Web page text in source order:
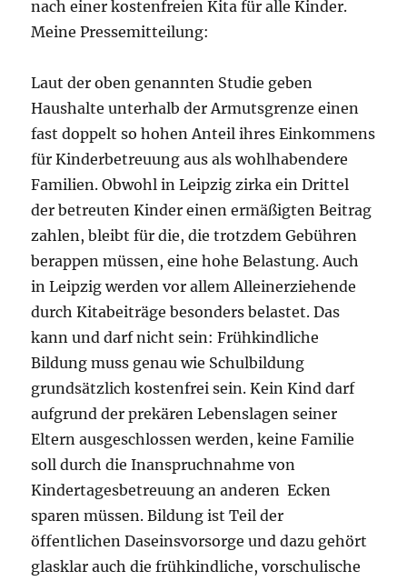
nach einer kostenfreien Kita für alle Kinder.
Meine Pressemitteilung:
Laut der oben genannten Studie geben
Haushalte unterhalb der Armutsgrenze einen
fast doppelt so hohen Anteil ihres Einkommens
für Kinderbetreuung aus als wohlhabendere
Familien. Obwohl in Leipzig zirka ein Drittel
der betreuten Kinder einen ermäßigten Beitrag
zahlen, bleibt für die, die trotzdem Gebühren
berappen müssen, eine hohe Belastung. Auch
in Leipzig werden vor allem Alleinerziehende
durch Kitabeiträge besonders belastet. Das
kann und darf nicht sein: Frühkindliche
Bildung muss genau wie Schulbildung
grundsätzlich kostenfrei sein. Kein Kind darf
aufgrund der prekären Lebenslagen seiner
Eltern ausgeschlossen werden, keine Familie
soll durch die Inanspruchnahme von
Kindertagesbetreuung an anderen Ecken
sparen müssen. Bildung ist Teil der
öffentlichen Daseinsvorsorge und dazu gehört
glasklar auch die frühkindliche, vorschulische